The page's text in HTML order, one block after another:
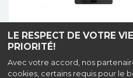
LE RESPECT DE VOTRE
PRIORITÉ!
Avec votre accord, nos
cookies, certains requis pour le